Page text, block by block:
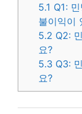
5.1 Q1:
불이익이
5.2 Q2:
요?
5.3 Q3:
요?